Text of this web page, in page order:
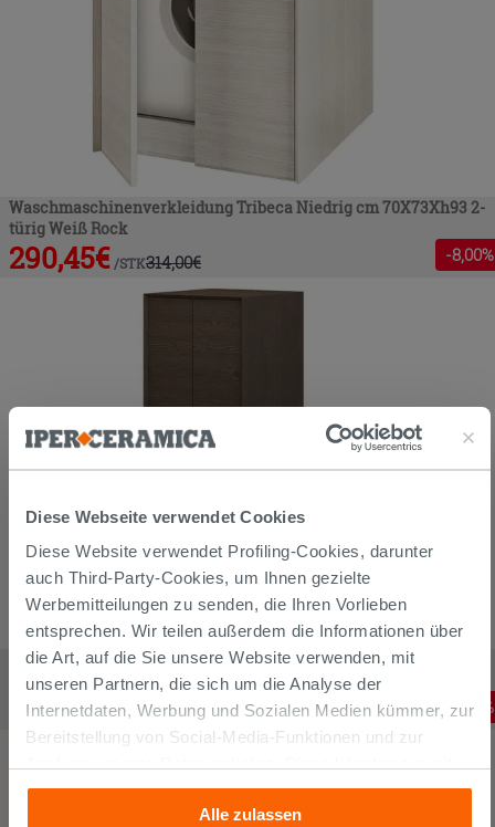
Diese Webseite verwendet Cookies
Diese Website verwendet Profiling-Cookies, darunter
auch Third-Party-Cookies, um Ihnen gezielte
Werbemitteilungen zu senden, die Ihren Vorlieben
entsprechen. Wir teilen außerdem die Informationen über
die Art, auf die Sie unsere Website verwenden, mit
unseren Partnern, die sich um die Analyse der
Internetdaten, Werbung und Sozialen Medien kümmer, zur
Bereitstellung von Social-Media-Funktionen und zur
anderen Informationen, die Sie ihnen geliefert haben oder
die sie aufgrund Ihrer Verwendung ihrer Dienste
Alle zulassen
Waschmaschinenverkleidung Tribeca Niedrig cm 70X73Xh93 2-
türig Weiß Rock
290,45€ /STK314,00€ -8,00%
Waschmaschinenverkleidung Tribeca Hoch cm 70X73Xh190 2-
türig Dunkle Esche
484,70€ /STK524,00€ -8,00%